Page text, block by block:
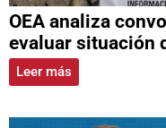
OEA analiza
evaluar situación
Leer más